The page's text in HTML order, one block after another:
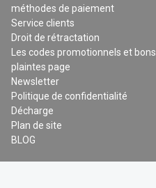
méthodes de paiement
Service clients
Droit de rétractation
Les codes promotionnels et bons
plaintes page
Newsletter
Politique de confidentialité
Décharge
Plan de site
BLOG